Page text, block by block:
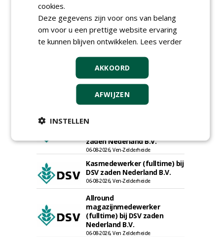
bij Weijtmans
22-07-2026, Udenhout
Rayon- account manager
regio Zuid
18-06-2026, Noord & regio Zuid
Boomrooier / boomverzorger
ETW bij Weijtmans
04-05-2026
Chauffeur
zaden Nederland B.V.
06-08-2026, Ven-Zelderheide
Kasmedewerker (fulltime) bij
DSV zaden Nederland B.V.
06-08-2026, Ven-Zelderheide
Allround
magazijnmedewerker
(fulltime) bij DSV zaden
Nederland B.V.
06-08-2026, Ven Zelderheide
cookies.
Deze gegevens zijn voor ons van belang
om voor u een prettige website ervaring
te kunnen blijven ontwikkelen. Lees verder
AKKOORD
AFWIJZEN
INSTELLEN